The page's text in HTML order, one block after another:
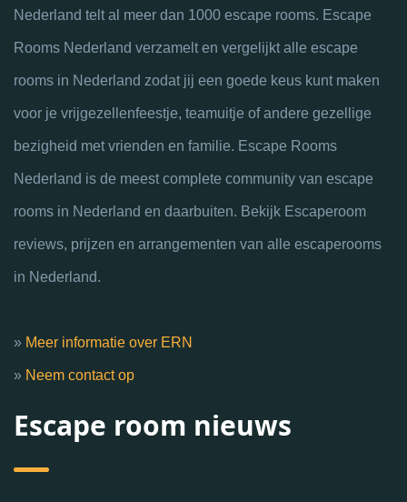
Nederland telt al meer dan 1000 escape rooms. Escape
Rooms Nederland verzamelt en vergelijkt alle escape
rooms in Nederland zodat jij een goede keus kunt maken
voor je vrijgezellenfeestje, teamuitje of andere gezellige
bezigheid met vrienden en familie. Escape Rooms
Nederland is de meest complete community van escape
rooms in Nederland en daarbuiten. Bekijk Escaperoom
reviews, prijzen en arrangementen van alle escaperooms
in Nederland.
» Meer informatie over ERN
» Neem contact op
Escape room nieuws